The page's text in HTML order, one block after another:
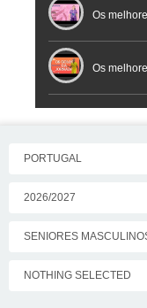
Placard
Os
Placard
Os
PORTUGAL
2026/2027
SENIORES
NOTHING SELECTED